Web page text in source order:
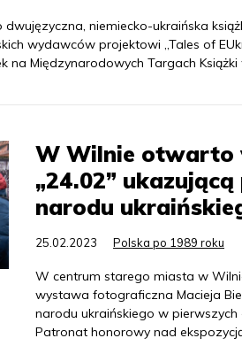
dwujęzyczna, niemiecko-ukraińska
wydawców projektowi „Tales of
Międzynarodowych Targach
W Wilnie otwarto
„24.02”
narodu
25.02.2023 Polska po 1989 roku
W centrum starego miasta w
wystawa fotograficzna Macieja
narodu ukraińskiego w
Patronat honorowy nad